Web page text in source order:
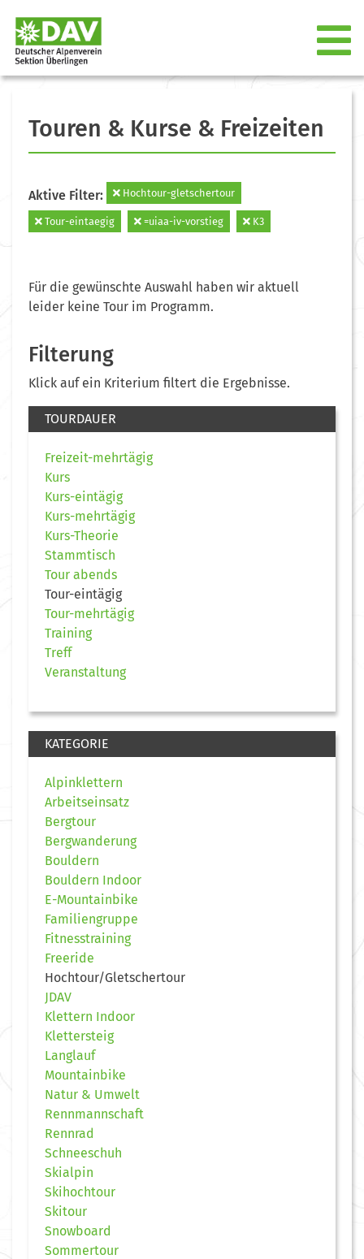
Touren & Kurse & Freizeiten
Aktive Filter: Hochtour-gletschertour
Tour-eintaegig =uiaa-iv-vorstieg K3
Für die gewünschte Auswahl haben wir aktuell
leider keine Tour im Programm.
Filterung
Klick auf ein Kriterium filtert die Ergebnisse.
TOURDAUER
Freizeit-mehrtägig
Kurs
Kurs-eintägig
Kurs-mehrtägig
Kurs-Theorie
Stammtisch
Tour abends
Tour-eintägig
Tour-mehrtägig
Training
Treff
Veranstaltung
KATEGORIE
Alpinklettern
Arbeitseinsatz
Bergtour
Bergwanderung
Bouldern
Bouldern Indoor
E-Mountainbike
Familiengruppe
Fitnesstraining
Freeride
Hochtour/Gletschertour
JDAV
Klettern Indoor
Klettersteig
Langlauf
Mountainbike
Natur & Umwelt
Rennmannschaft
Rennrad
Schneeschuh
Skialpin
Skihochtour
Skitour
Snowboard
Sommertour